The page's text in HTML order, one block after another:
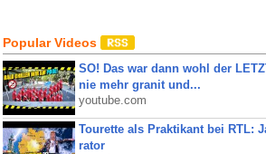
Popular Videos
SO! Das war dann wohl der
nie mehr granit und...
youtube.com
Tourette als Praktikant bei RTL:
rator